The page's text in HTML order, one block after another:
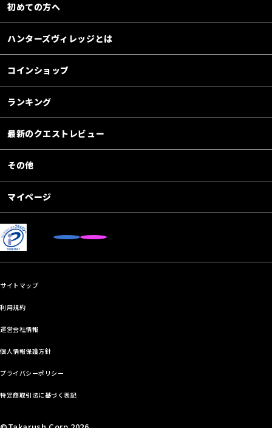
初めての方へ
ハンターズヴィレッジとは
コインショップ
ランキング
最新のクエストレビュー
その他
マイページ
サイトマップ
利用規約
運営会社情報
個人情報保護方針
プライバシーポリシー
特定商取引法に基づく表記